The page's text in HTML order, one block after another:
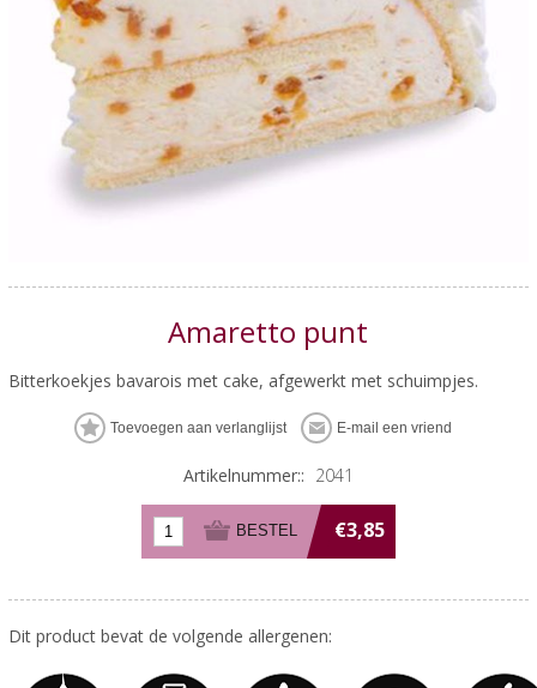
Amaretto punt
Bitterkoekjes bavarois met cake, afgewerkt met schuimpjes.
Artikelnummer:: 2041
€3,85
Dit product bevat de volgende allergenen: